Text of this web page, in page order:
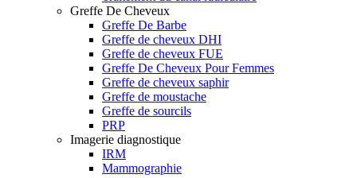
Greffe De Cheveux
Greffe De Barbe
Greffe de cheveux DHI
Greffe de cheveux FUE
Greffe De Cheveux Pour Femmes
Greffe de cheveux saphir
Greffe de moustache
Greffe de sourcils
PRP
Imagerie diagnostique
IRM
Mammographie